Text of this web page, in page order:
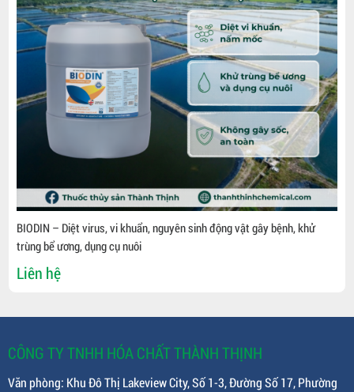
BIODIN – Diệt virus, vi khuẩn, nguyên sinh động vật gây bệnh, khử
trùng bể ương, dụng cụ nuôi
Liên hệ
CÔNG TY TNHH HÓA CHẤT THÀNH THỊNH
Văn phòng: Khu Đô Thị Lakeview City, Số 1-3, Đường Số 17, Phường